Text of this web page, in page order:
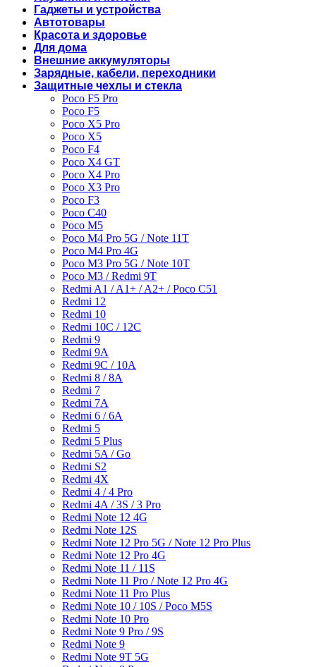
Гаджеты и устройства
Автотовары
Красота и здоровье
Для дома
Внешние аккумуляторы
Зарядные, кабели, переходники
Защитные чехлы и стекла
Poco F5 Pro
Poco F5
Poco X5 Pro
Poco X5
Poco F4
Poco X4 GT
Poco X4 Pro
Poco X3 Pro
Poco F3
Poco C40
Poco M5
Poco M4 Pro 5G / Note 11T
Poco M4 Pro 4G
Poco M3 Pro 5G / Note 10T
Poco M3 / Redmi 9T
Redmi A1 / A1+ / A2+ / Poco C51
Redmi 12
Redmi 10
Redmi 10C / 12C
Redmi 9
Redmi 9A
Redmi 9C / 10A
Redmi 8 / 8A
Redmi 7
Redmi 7A
Redmi 6 / 6A
Redmi 5
Redmi 5 Plus
Redmi 5A / Go
Redmi S2
Redmi 4X
Redmi 4 / 4 Pro
Redmi 4A / 3S / 3 Pro
Redmi Note 12 4G
Redmi Note 12S
Redmi Note 12 Pro 5G / Note 12 Pro Plus
Redmi Note 12 Pro 4G
Redmi Note 11 / 11S
Redmi Note 11 Pro / Note 12 Pro 4G
Redmi Note 11 Pro Plus
Redmi Note 10 / 10S / Poco M5S
Redmi Note 10 Pro
Redmi Note 9 Pro / 9S
Redmi Note 9
Redmi Note 9T 5G